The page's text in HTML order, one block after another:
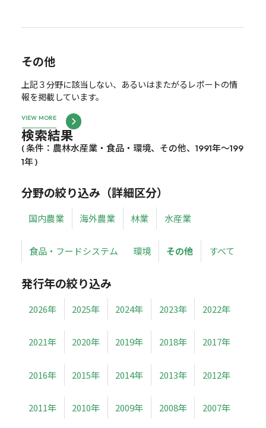
その他
上記３分野に該当しない、あるいはまたがるレポートの情
報を掲載しています。
VIEW MORE
検索結果
( 条件：農林水産業・食品・環境、その他、1991年～199
1年 )
分野の絞り込み（詳細区分）
国内農業 海外農業 林業 水産業
食品・フードシステム 環境 その他 すべて
発行年の絞り込み
2026年 2025年 2024年 2023年 2022年
2021年 2020年 2019年 2018年 2017年
2016年 2015年 2014年 2013年 2012年
2011年 2010年 2009年 2008年 2007年